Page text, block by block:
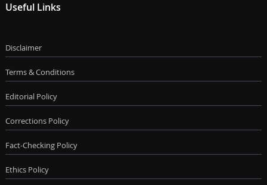
Useful Links
Disclaimer
Terms & Conditions
Editorial Policy
Corrections Policy
Fact-Checking Policy
Ethics Policy